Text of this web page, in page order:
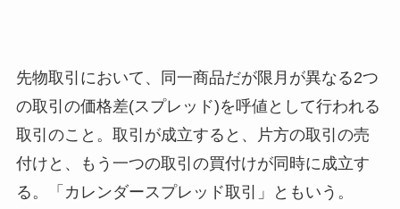
先物取引において、同一商品だが限月が異なる2つ
の取引の価格差(スプレッド)を呼値として行われる
取引のこと。取引が成立すると、片方の取引の売
付けと、もう一つの取引の買付けが同時に成立す
る。「カレンダースプレッド取引」ともいう。